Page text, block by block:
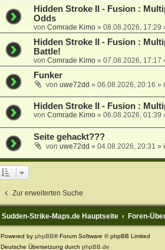
Hidden Stroke II - Fusion :
Odds
von Comrade Kimo» 08.08.2026, 17:29
Hidden Stroke II - Fusion :
Battle!
von Comrade Kimo» 07.08.2026, 17:17
Funker
von uwe72dd » 06.08.2026, 20:16 »
Hidden Stroke II - Fusion :
von Comrade Kimo» 06.08.2026, 01:39
Seite gehackt???
von uwe72dd » 04.08.2026, 20:31 »
Zur erweiterten Suche
Sudden-Strike-Maps.de Hauptseite Foren-
Powered by phpBB® Forum Software © phpBB Limited
Deutsche Übersetzung durch phpBB.de